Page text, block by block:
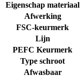
Eigenschap materiaal
Afwerking
FSC-keurmerk
Lijn
PEFC Keurmerk
Type schroot
Afwasbaar